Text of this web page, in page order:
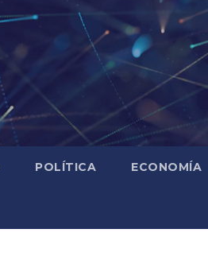
POLÍTICA ECONOMÍA